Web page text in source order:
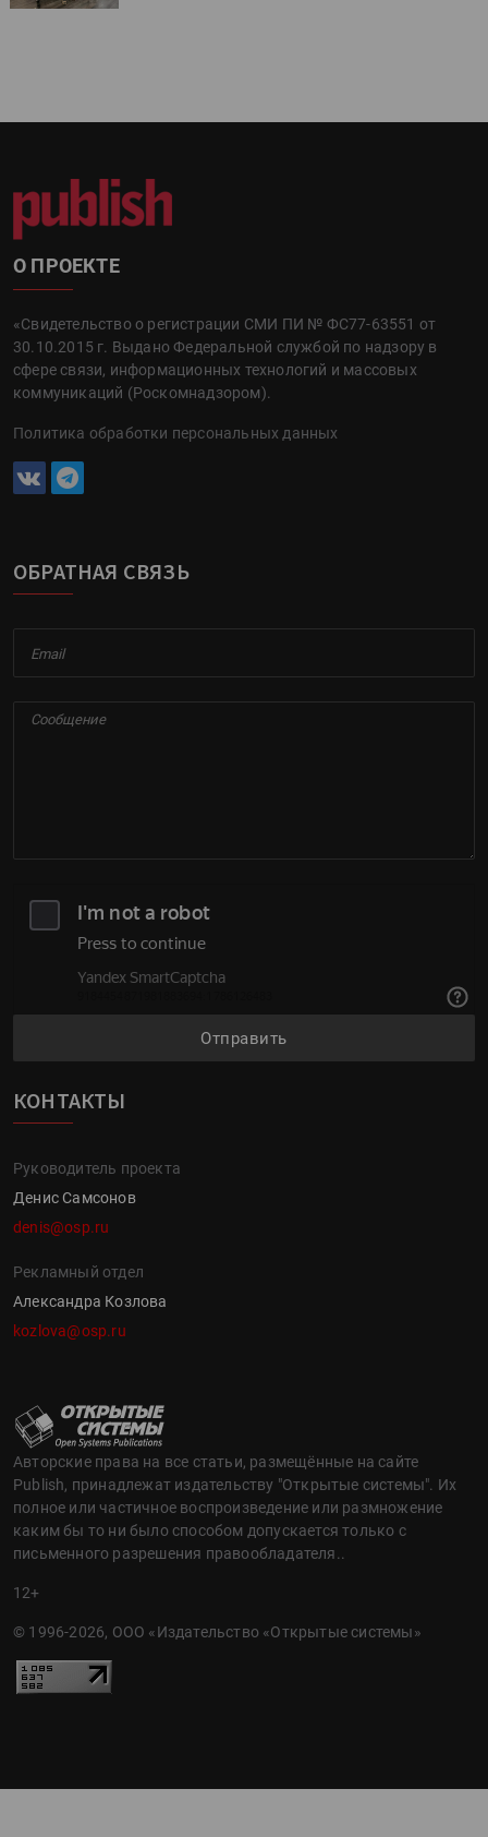
О ПРОЕКТЕ
«Свидетельство о регистрации СМИ ПИ № ФС77-63551 от
30.10.2015 г. Выдано Федеральной службой по надзору в
сфере связи, информационных технологий и массовых
коммуникаций (Роскомнадзором).
Политика обработки персональных данных
ОБРАТНАЯ СВЯЗЬ
Отправить
КОНТАКТЫ
Руководитель проекта
Денис Самсонов
denis@osp.ru
Рекламный отдел
Александра Козлова
kozlova@osp.ru
Авторские права на все статьи, размещённые на сайте
Publish, принадлежат издательству "Открытые системы". Их
полное или частичное воспроизведение или размножение
каким бы то ни было способом допускается только с
письменного разрешения правообладателя..
12+
© 1996-2026, ООО «Издательство «Открытые системы»